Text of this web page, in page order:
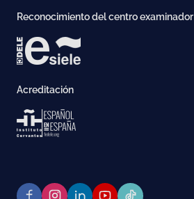
Reconocimiento del centro examinador
Acreditación